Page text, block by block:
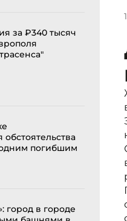
за ₽340 тысяч
обстоятельства
погибшим
город в городе